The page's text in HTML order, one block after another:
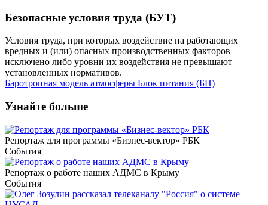
Безопасные условия труда (БУТ)
Условия труда, при которых воздействие на работающих
вредных и (или) опасных производственных факторов
исключено либо уровни их воздействия не превышают
установленных нормативов.
Баротропная модель атмосферы Блок питания (БП)
Узнайте больше
Репортаж для программы «Бизнес-вектор» РБК
События
Репортаж о работе наших АДМС в Крыму
События